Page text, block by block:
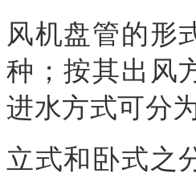
风机盘管的形
种；按其出风
进水方式可分
立式和卧式之